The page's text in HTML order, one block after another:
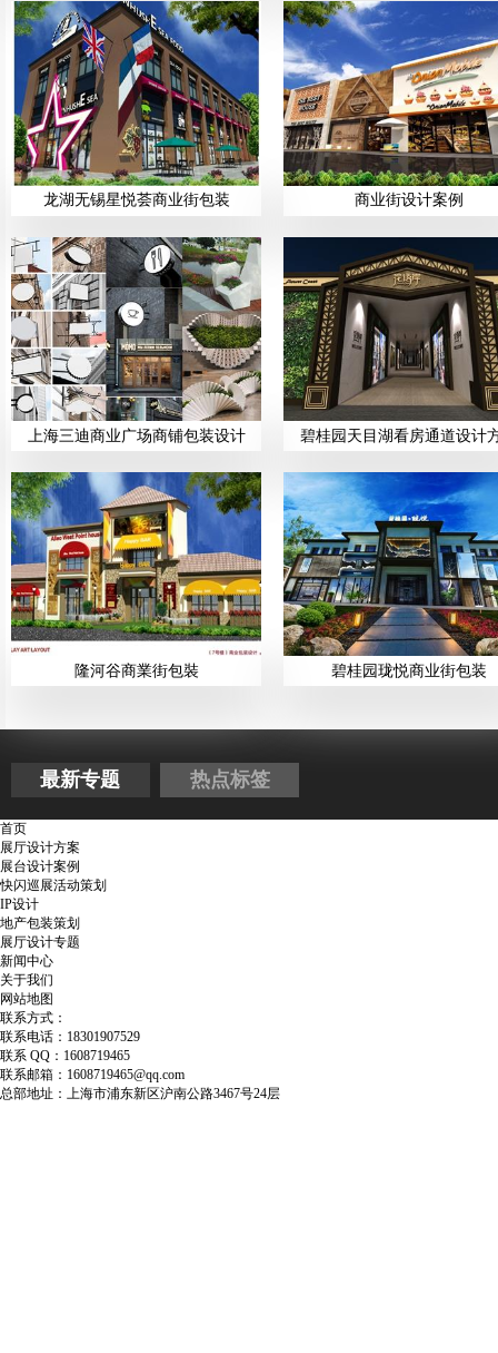
龙湖无锡星悦荟商业街包装 商业街设计案例
上海三迪商业广场商铺包装设计 碧桂园天目湖看房通道设计
隆河谷商業街包裝 碧桂园珑悦商业街包装
最新专题 热点标签
首页
展厅设计方案
展台设计案例
快闪巡展活动策划
IP设计
地产包装策划
展厅设计专题
新闻中心
关于我们
网站地图
联系方式：
联系电话：18301907529
联系 QQ：1608719465
联系邮箱：1608719465@qq.com
总部地址：上海市浦东新区沪南公路3467号24层